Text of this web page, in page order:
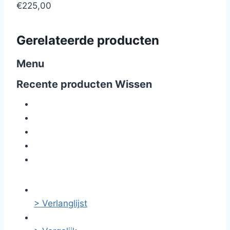
€225,00
Gerelateerde producten
Menu
Recente producten Wissen
> Verlanglijst